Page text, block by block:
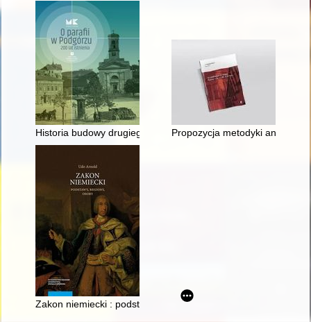
Historia budowy drugiego kościoła parafialnego w Podgórzu i
Propozycja metodyki analiz
Zakon niemiecki : podstawy, regiony, osoby